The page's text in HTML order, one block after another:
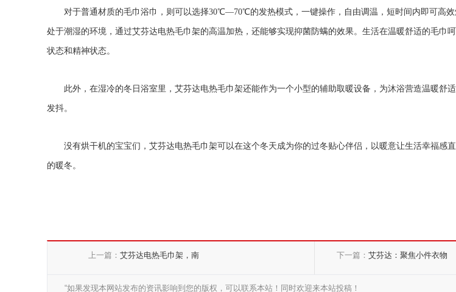
对于普通材质的毛巾浴巾，则可以选择30℃—70℃的发热模式，一键操作，自由调温，短时间内即可高
处于潮湿的环境，通过艾芬达电热毛巾架的高温加热，还能够实现抑菌防螨的效果。生活在温暖舒适的毛巾
状态和精神状态。
此外，在湿冷的冬日浴室里，艾芬达电热毛巾架还能作为一个小型的辅助取暖设备，为沐浴营造温暖舒
发抖。
没有烘干机的宝宝们，艾芬达电热毛巾架可以在这个冬天成为你的过冬贴心伴侣，以暖意让生活幸福感
的暖冬。
上一篇： 艾芬达电热毛巾架，南 下一篇： 艾芬达：聚焦小件衣物
“如果发现本网站发布的资讯影响到您的版权，可以联系本站！同时欢迎来本站投稿！